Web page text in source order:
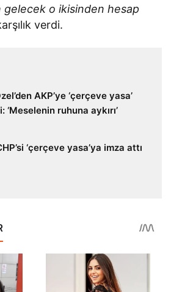
o ikisinden hesap
verdi.
AKP’ye ‘çerçeve yasa’
‘Meselenin ruhuna aykırı’
‘çerçeve yasa’ya imza attı